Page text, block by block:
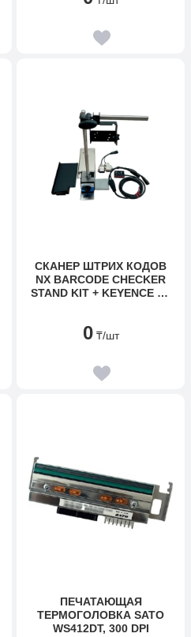
СКАНЕР ШТРИХ КОДОВ
NX BARCODE CHECKER
STAND KIT + KEYENCE 2D
0 ₸/шт
ПЕЧАТАЮЩАЯ
ТЕРМОГОЛОВКА SATO
WS412DT, 300 DPI